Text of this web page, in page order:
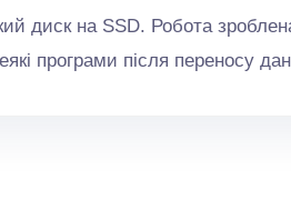
диск на SSD. Робота
програми після переносу